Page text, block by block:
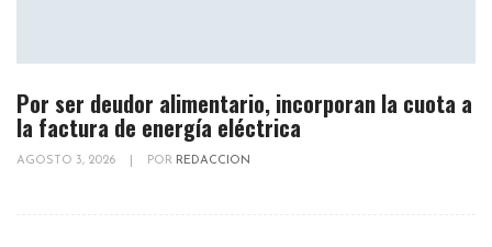
Por ser deudor alimentario, incorporan la cuota a
la factura de energía eléctrica
AGOSTO 3, 2026 POR REDACCION